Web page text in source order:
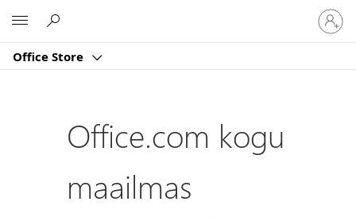
Office Store
Logige
sisse
oma
Office.com kogu
maailmas